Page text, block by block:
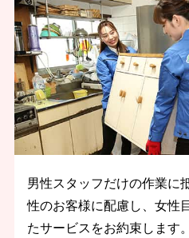
男性スタッフだけの作業に
性のお客様に配慮し、女性
たサービスをお約束します。